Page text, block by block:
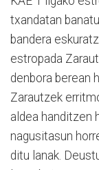
txandatan
bandera
estropada
denbora berean
Zarautzek
aldea handitzen
nagusitasun
ditu lanak.